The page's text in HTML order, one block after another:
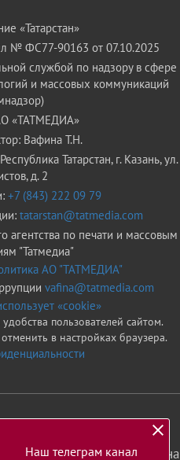
«Татарстан»
№ ФС77-90163 от 07.10.2025
службой по надзору в сфере
и массовых коммуникаций
«ТАТМЕДИА»
Вафина Т.Н.
Татарстан, г. Казань, ул.
д. 2
+7 (843) 222 09 79
tatarstan@tatmedia.com
агентства по печати и массовым
"Татмедиа"
АО "ТАТМЕДИА"
vafina@tatmedia.com
«cookie»
пользователей сайтом.
в настройках браузера.
издание «Татарстан»
их фрагментов ссылка на
Наш телеграм канал